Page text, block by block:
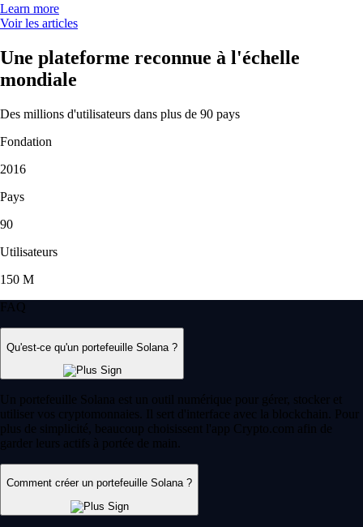
Learn more
Voir les articles
Une plateforme reconnue à l'échelle
mondiale
Des millions d'utilisateurs dans plus de 90 pays
Fondation
2016
Pays
90
Utilisateurs
150 M
FAQ
Qu'est-ce qu'un portefeuille Solana ?
Un portefeuille Solana est un outil numérique pour gérer, stocker et
utiliser vos cryptomonnaies. Il sert d'interface avec la blockchain. Pour
plus de simplicité, beaucoup choisissent l'app Crypto.com afin de
garder leurs actifs à portée de main.
Comment créer un portefeuille Solana ?